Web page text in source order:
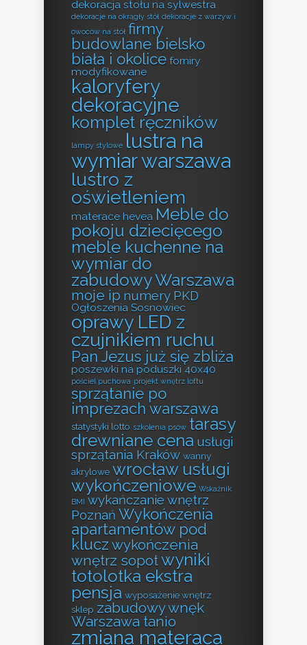
dekoracja stołu na sylwestra
dekoracje na okrągły stół dekoracje z warzyw i
owoców na stół firmy
budowlane bielsko
biała i okolice forniry
modyfikowane
kaloryfery
dekoracyjne
komplet ręczników
lampy stylowe lustra na
wymiar warszawa
lustro z
oświetleniem
materace hevea Meble do
pokoju dziecięcego
meble kuchenne na
wymiar do
zabudowy Warszawa
moje ip numery PKD
Ogłoszenia Sosnowiec
oprawy LED z
czujnikiem ruchu
Pan Jezus już się zbliża
poszewki na poduszki 40x40
pościel puchowa projekt wnętrz loftu
sprzątanie po
imprezach warszawa
statystyki lotto szkolenia psów tarasy
drewniane cena usługi
sprzątania Kraków wanny
akrylowe wrocław usługi
wykończeniowe Wskaźnik
BMI wykańczanie wnętrz
Poznań Wykończenia
apartamentów pod
klucz wykończenia
wnętrz sopotwyniki
totolotka ekstra
pensja wyposażenie wnętrz
sklep zabudowy wnęk
Warszawa tanio
zmiana materaca